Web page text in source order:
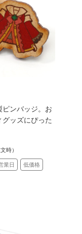
ンバッジ。お
グッズにぴった
時）
業日 低価格